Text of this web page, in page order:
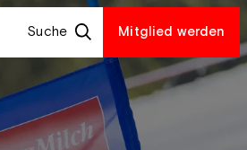
Suche Mitglied werden